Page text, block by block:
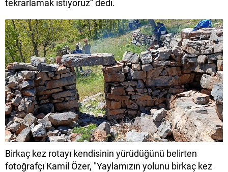
tekrarlamak istiyoruz” dedi.
Birkaç kez rotayı kendisinin yürüdüğünü belirten
fotoğrafçı Kamil Özer, "Yaylamızın yolunu birkaç kez